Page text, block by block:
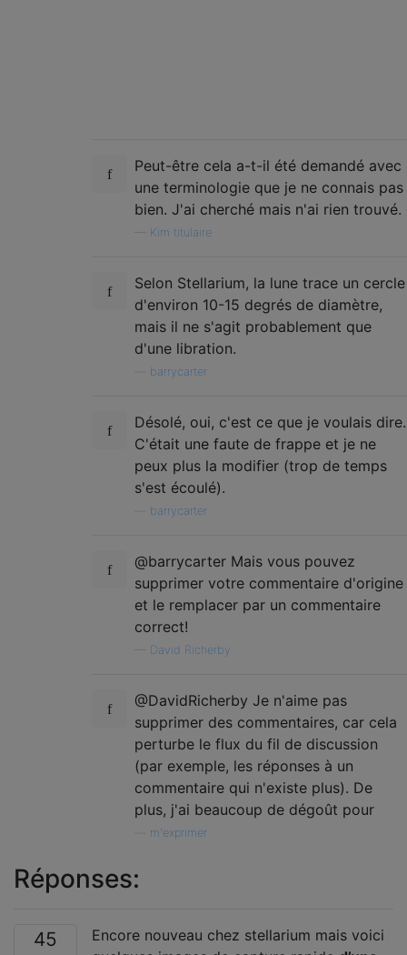
Peut-être cela a-t-il été demandé avec
une terminologie que je ne connais pas
bien. J'ai cherché mais n'ai rien trouvé.
Kim titulaire
Selon Stellarium, la lune trace un cercle
d'environ 10-15 degrés de diamètre,
mais il ne s'agit probablement que
d'une libration.
barrycarter
Désolé, oui, c'est ce que je voulais dire.
C'était une faute de frappe et je ne
peux plus la modifier (trop de temps
s'est écoulé).
barrycarter
@barrycarter Mais vous pouvez
supprimer votre commentaire d'origine
et le remplacer par un commentaire
correct!
David Richerby
@DavidRicherby Je n'aime pas
supprimer des commentaires, car cela
perturbe le flux du fil de discussion
(par exemple, les réponses à un
commentaire qui n'existe plus). De
plus, j'ai beaucoup de dégoût pour
m'exprimer
Réponses:
45
Encore nouveau chez stellarium mais voici